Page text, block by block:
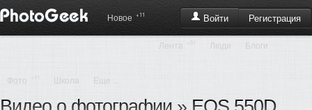
Войти Регистрация
Новое +11
Лента +51 Люди Блоги
Фото Школа Еще ...